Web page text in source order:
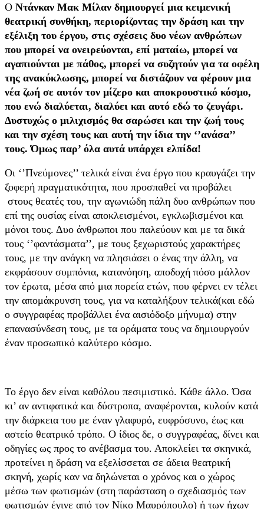
Ο Ντάνκαν Μακ Μίλαν δημιουργεί μια κειμενική
θεατρική συνθήκη, περιορίζοντας την δράση και την
εξέλιξη του έργου, στις σχέσεις δυο νέων ανθρώπων
που μπορεί να ονειρεύονται, επί ματαίω, μπορεί να
αγαπιούνται με πάθος, μπορεί να συζητούν για τα οφέλη
της ανακύκλωσης, μπορεί να διστάζουν να φέρουν μια
νέα ζωή σε αυτόν τον μίζερο και αποκρουστικό κόσμο,
που ενώ διαλύεται, διαλύει και αυτό εδώ το ζευγάρι.
Δυστυχώς ο μιλιχισμός θα σαρώσει και την ζωή τους
και την σχέση τους και αυτή την ίδια την ‘’ανάσα’’
τους. Όμως παρ’ όλα αυτά υπάρχει ελπίδα!
Οι ‘’Πνεύμονες’’ τελικά είναι ένα έργο που κραυγάζει την
ζοφερή πραγματικότητα, που προσπαθεί να προβάλει
στους θεατές του, την αγωνιώδη πάλη δυο ανθρώπων που
επί της ουσίας είναι αποκλεισμένοι, εγκλωβισμένοι και
μόνοι τους. Δυο άνθρωποι που παλεύουν και με τα δικά
τους ‘’φαντάσματα’’, με τους ξεχωριστούς χαρακτήρες
τους, με την ανάγκη να πλησιάσει ο ένας την άλλη, να
εκφράσουν συμπόνια, κατανόηση, αποδοχή πόσο μάλλον
τον έρωτα, μέσα από μια πορεία ετών, που φέρνει εν τέλει
την απομάκρυνση τους, για να καταλήξουν τελικά(και εδώ
ο συγγραφέας προβάλλει ένα αισιόδοξο μήνυμα) στην
επανασύνδεση τους, με τα οράματα τους να δημιουργούν
έναν προσωπικό καλύτερο κόσμο.
Το έργο δεν είναι καθόλου πεσιμιστικό. Κάθε άλλο. Όσα
κι’ αν αντιφατικά και δύστροπα, αναφέρονται, κυλούν κατά
την διάρκεια του με έναν γλαφυρό, ευφρόσυνο, έως και
αστείο θεατρικό τρόπο. Ο ίδιος δε, ο συγγραφέας, δίνει και
οδηγίες ως προς το ανέβασμα του. Αποκλείει τα σκηνικά,
προτείνει η δράση να εξελίσσεται σε άδεια θεατρική
σκηνή, χωρίς καν να δηλώνεται ο χρόνος και ο χώρος
μέσω των φωτισμών (στη παράσταση ο σχεδιασμός των
φωτισμών έγινε από τον Νίκο Μαυρόπουλο) ή των ήχων